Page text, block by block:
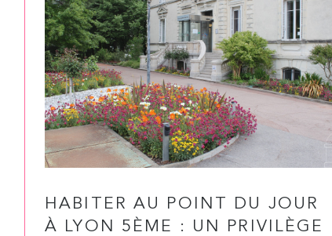
HABITER AU POINT DU JOUR
À LYON 5ÈME : UN PRIVILÈGE